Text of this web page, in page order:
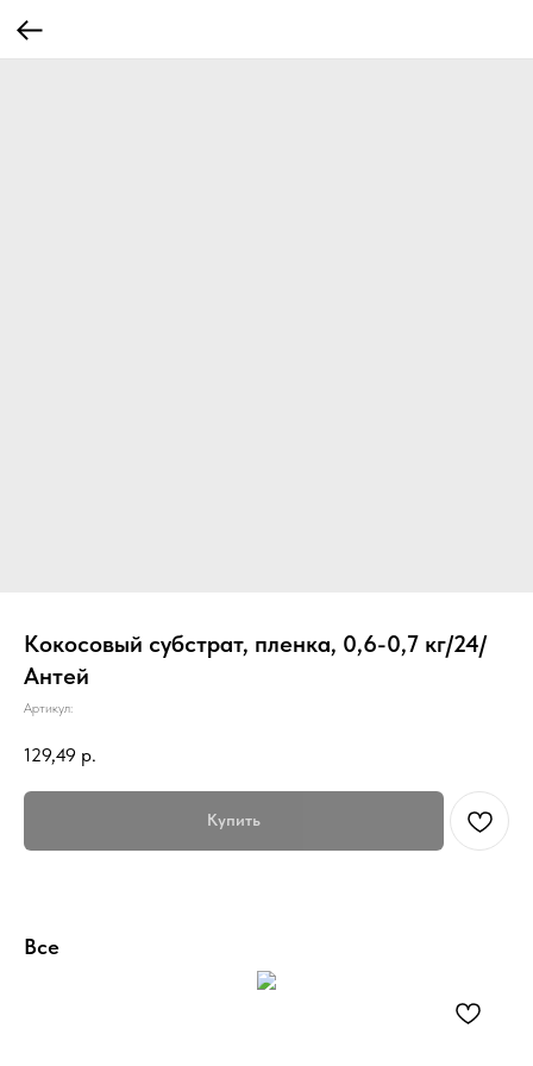
Кокосовый субстрат, пленка, 0,6-0,7 кг/24/
Антей
Артикул:
129,49 р.
Купить
Все